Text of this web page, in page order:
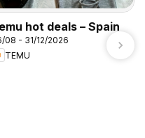
hot deals – Spain
08 - 31/12/2026
TEMU